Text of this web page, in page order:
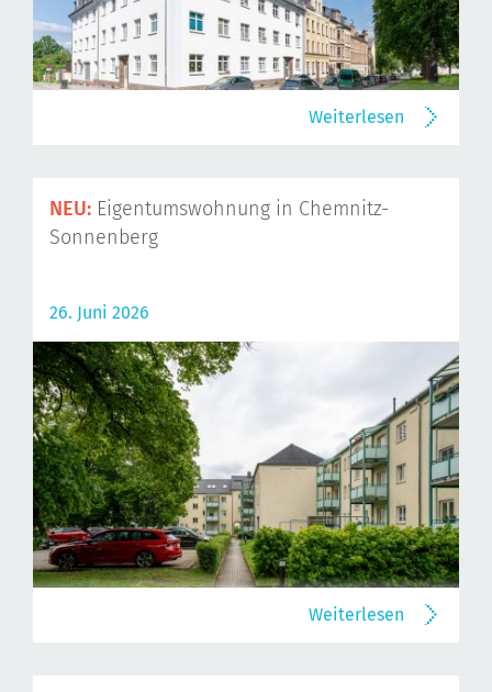
Weiterlesen
NEU: Eigentumswohnung in Chemnitz-
Sonnenberg
26. Juni 2026
Weiterlesen